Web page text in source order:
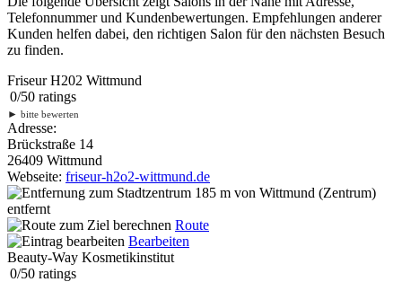
Telefonnummer und Kundenbewertungen. Empfehlungen anderer
Kunden helfen dabei, den richtigen Salon für den nächsten Besuch
zu finden.
Friseur H202 Wittmund
0/50 ratings
► bitte bewerten
Adresse:
Brückstraße 14
26409 Wittmund
Webseite: friseur-h2o2-wittmund.de
185 m von Wittmund (Zentrum)
entfernt
Route
Bearbeiten
Beauty-Way Kosmetikinstitut
0/50 ratings